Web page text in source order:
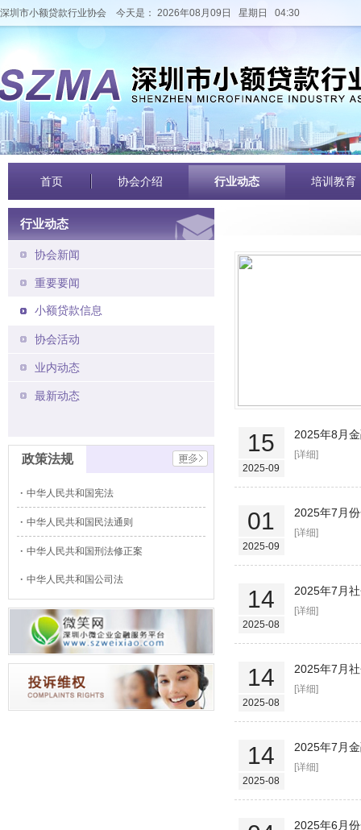
深圳市小额贷款行业协会 今天是： 2026年08月09日 星期日 04:30
首页 协会介绍 行业动态 培训教育
行业动态
协会新闻
重要要闻
小额贷款信息
协会活动
业内动态
最新动态
政策法规
中华人民共和国宪法
中华人民共和国民法通则
中华人民共和国刑法修正案
中华人民共和国公司法
15
2025-09
2025年8月
[详细]
01
2025-09
2025年7月
[详细]
14
2025-08
2025年7月
[详细]
14
2025-08
2025年7月
[详细]
14
2025-08
2025年7月
[详细]
2025年6月